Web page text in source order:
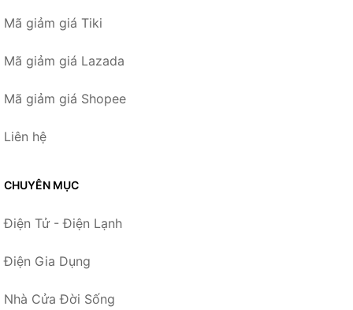
Mã giảm giá Tiki
Mã giảm giá Lazada
Mã giảm giá Shopee
Liên hệ
CHUYÊN MỤC
Điện Tử - Điện Lạnh
Điện Gia Dụng
Nhà Cửa Đời Sống